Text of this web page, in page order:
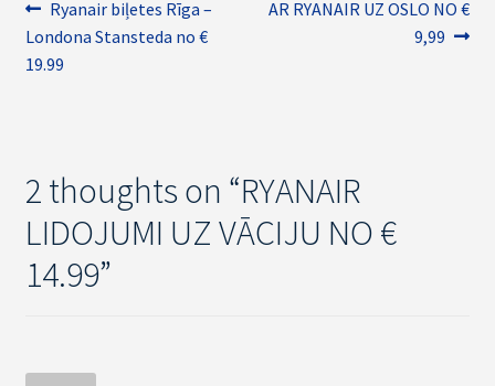
Ziņu
izvēlne
Previous
post:
Ryanair biļetes Rīga –
Londona Stansteda no €
19.99
Next
AR RYANAIR UZ OSLO NO €
9,99
2 thoughts on “RYANAIR
LIDOJUMI UZ VĀCIJU NO €
14.99”